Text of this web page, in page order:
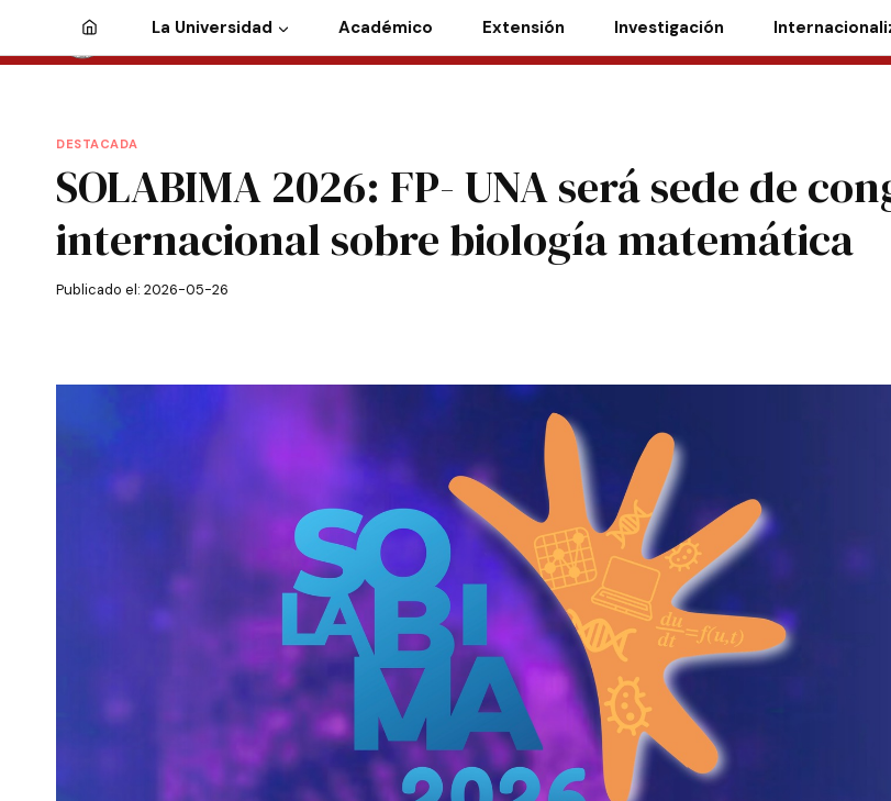
La Universidad Académico Extensión Investigación
DESTACADA
SOLABIMA 2026: FP- UNA será sede de
internacional sobre biología matemática
Publicado el: 2026-05-26